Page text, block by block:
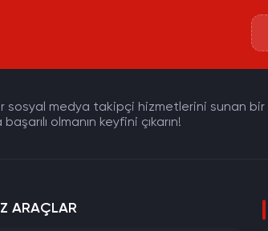
medya takipçi hizmetlerini sunan bir
olmanın keyfini çıkarın!
ARAÇLAR